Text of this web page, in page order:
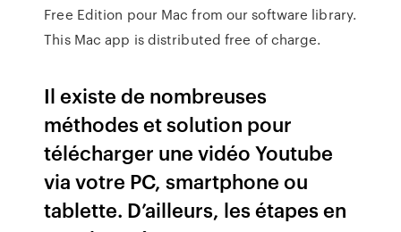
Free Edition pour Mac from our software library.
This Mac app is distributed free of charge.
Il existe de nombreuses
méthodes et solution pour
télécharger une vidéo Youtube
via votre PC, smartphone ou
tablette. D’ailleurs, les étapes en